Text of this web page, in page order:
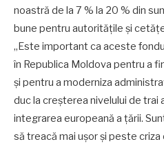
noastră de la 7 % la 20 % din
bune pentru autoritățile și
„Este important ca aceste
în Republica Moldova pentru a
și pentru a moderniza
duc la creșterea nivelului de trai
integrarea europeană a țării.
să treacă mai ușor și peste